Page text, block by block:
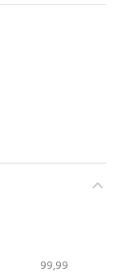
99,99